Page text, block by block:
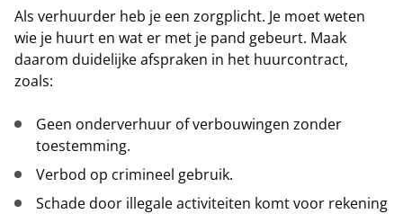
Als verhuurder heb je een zorgplicht. Je moet weten
wie je huurt en wat er met je pand gebeurt. Maak
daarom duidelijke afspraken in het huurcontract,
zoals:
Geen onderverhuur of verbouwingen zonder
toestemming.
Verbod op crimineel gebruik.
Schade door illegale activiteiten komt voor rekening